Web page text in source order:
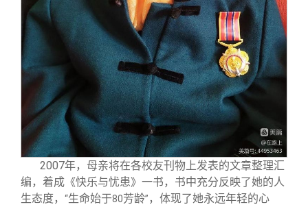
2007年，母亲将在各校友刊物上发表的文章整理汇
编，着成《快乐与忧患》一书，书中充分反映了她的人
生态度， “生命始于80芳龄” ，体现了她永远年轻的心